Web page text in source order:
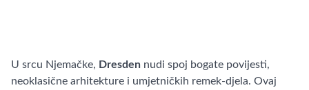
U srcu Njemačke, Dresden nudi spoj bogate povijesti,
neoklasične arhitekture i umjetničkih remek-djela. Ovaj